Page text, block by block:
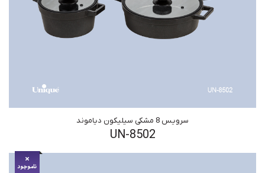
سرویس 8 مشکی سیلیکون دیاموند
UN-8502